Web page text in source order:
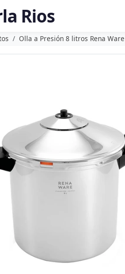
Rios
Olla a Presión 8 litros Rena Ware